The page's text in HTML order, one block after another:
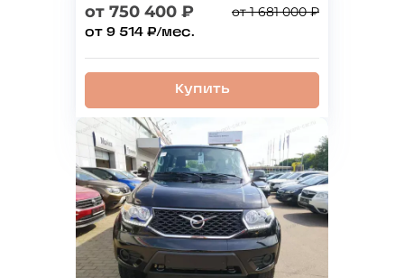
от 750 400 ₽ от 1 681 000 ₽
от 9 514 ₽/мес.
Купить